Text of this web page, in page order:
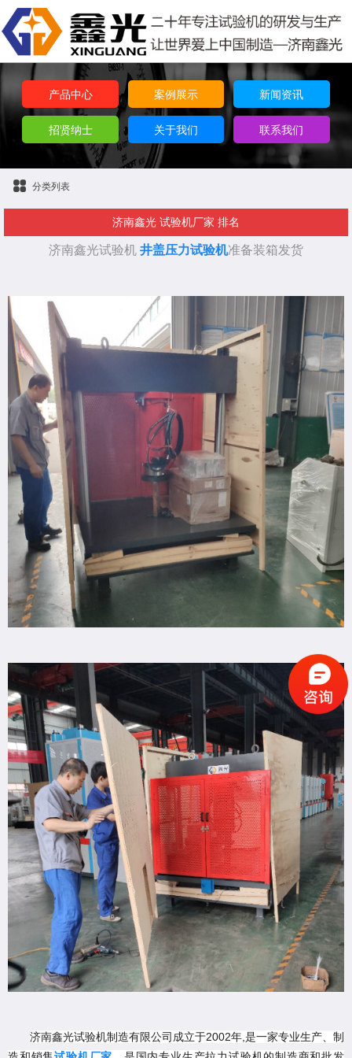
产品中心 案例展示 新闻资讯
招贤纳士 关于我们 联系我们
分类列表
济南鑫光 试验机厂家 排名
济南鑫光试验机 井盖压力试验机准备装箱发货
济南鑫光试验机制造有限公司成立于2002年 是一家专业生产、制